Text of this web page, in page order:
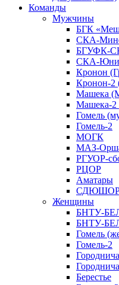
Команды
Мужчины
БГК
СКА-
БГУФК-
СКА-Юни
Кронон
Кронон-2
Машека
Машека-2
Гомель
Гомель-2
МОГК
МАЗ-
РГУОР-
РЦОР
Аматары
СДЮШОР-
Женщины
БНТУ-
БНТУ-
Гомель
Гомель-2
Берестье